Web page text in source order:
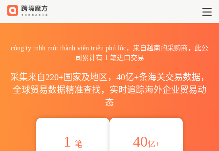
công ty tnhh một thành viên triệu phú lộc，来自越南的采购商，此公
司累计有 1 笔进口交易
采集来自220+国家及地区，40亿+条海关交易数据，
全球贸易数据精准查找，实时追踪海外企业贸易动
态
1
笔
40亿+